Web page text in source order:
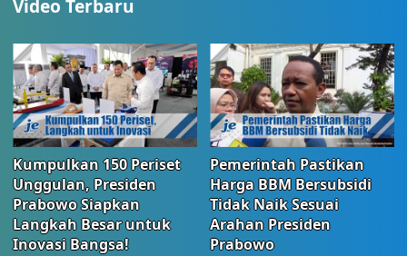
Video Terbaru
Kumpulkan 150 Periset
Unggulan, Presiden
Prabowo Siapkan
Langkah Besar untuk
Inovasi Bangsa!
Pemerintah Pastikan
Harga BBM Bersubsidi
Tidak Naik Sesuai
Arahan Presiden
Prabowo